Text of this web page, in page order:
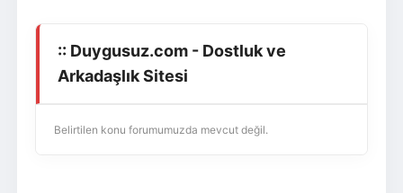
Giriş Yap Üye Ol
:: Duygusuz.com - Dostluk ve
Arkadaşlık Sitesi
Belirtilen konu forumumuzda mevcut değil.